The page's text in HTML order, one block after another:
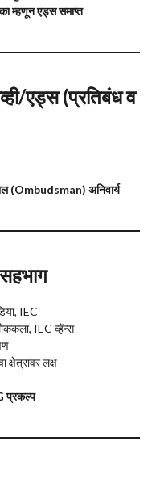
म्हणून एड्स समाप्त
एड्स (प्रतिबंध व
(Ombudsman) अनिवार्य
IEC
IEC व्हॅन्स
क्षेत्रावर लक्ष
प्रकल्प